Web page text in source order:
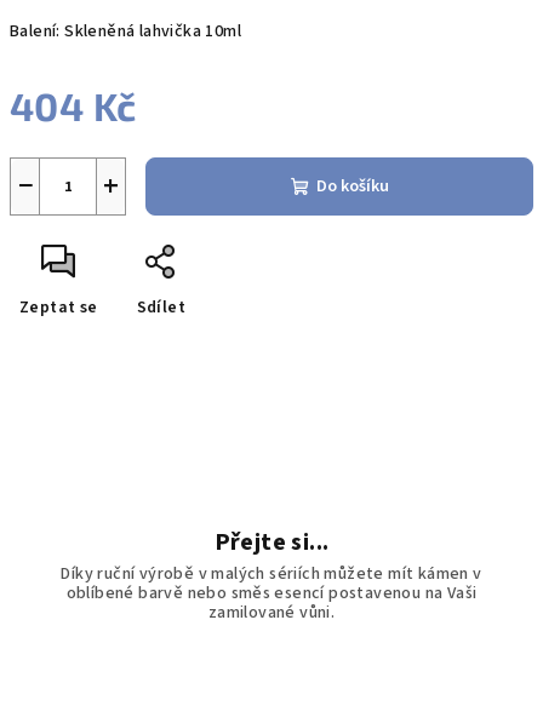
Balení: Skleněná lahvička 10ml
404 Kč
+
− Do košíku
Zeptat se Sdílet
Přejte si...
Díky ruční výrobě v malých sériích můžete mít kámen v
oblíbené barvě nebo směs esencí postavenou na Vaši
zamilované vůni.